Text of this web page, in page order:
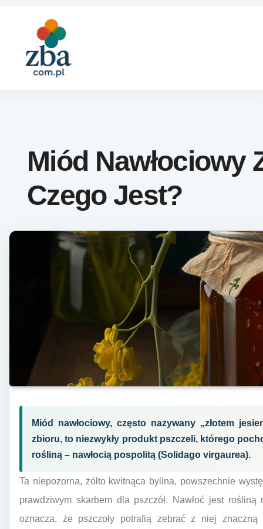
Miód Nawłociowy
Czego Jest?
Miód nawłociowy, często nazywany „złotem
zbioru, to niezwykły produkt pszczeli, którego
rośliną – nawłocią pospolitą (Solidago virgaurea).
Ta niepozorna, żółto kwitnąca bylina, powszechnie
prawdziwym skarbem dla pszczół. Nawłoć jest
oznacza, że pszczoły potrafią zebrać z niej